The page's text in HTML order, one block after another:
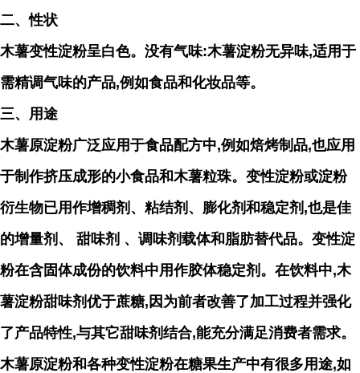
二、性状
木薯变性淀粉呈白色。没有气味:木薯淀粉无异味,适用于
需精调气味的产品,例如食品和化妆品等。
三、用途
木薯原淀粉广泛应用于食品配方中,例如焙烤制品,也应用
于制作挤压成形的小食品和木薯粒珠。变性淀粉或淀粉
衍生物已用作增稠剂、粘结剂、膨化剂和稳定剂,也是佳
的增量剂、 甜味剂 、调味剂载体和脂肪替代品。变性淀
粉在含固体成份的饮料中用作胶体稳定剂。在饮料中,木
薯淀粉甜味剂优于蔗糖,因为前者改善了加工过程并强化
了产品特性,与其它甜味剂结合,能充分满足消费者需求。
木薯原淀粉和各种变性淀粉在糖果生产中有很多用途,如